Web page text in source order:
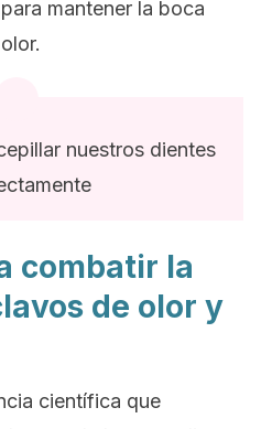
mantener la boca
nuestros dientes
combatir la
de olor y
científica que